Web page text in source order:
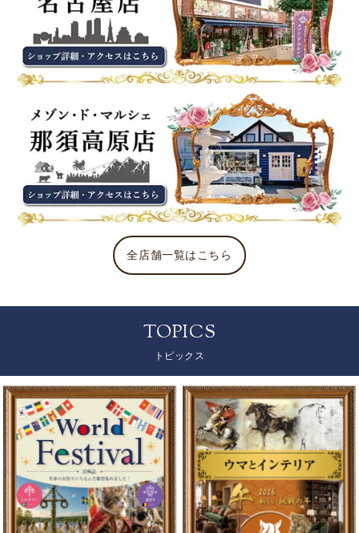
全店舗一覧はこちら
TOPICS
トピックス